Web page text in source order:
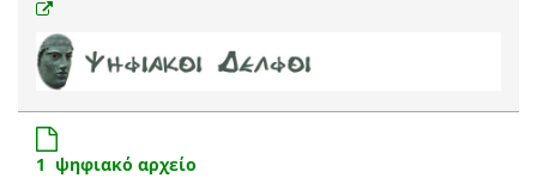
1 ψηφιακό αρχείο